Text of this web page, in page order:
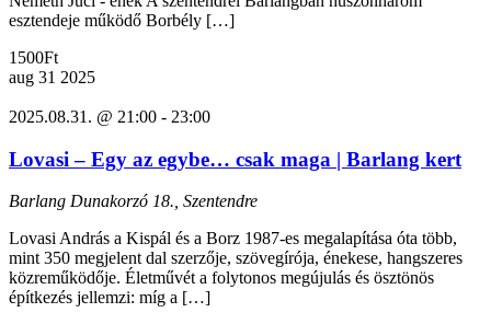
esztendeje működő Borbély […]
1500Ft
aug 31 2025
2025.08.31. @ 21:00 - 23:00
Lovasi – Egy az egybe… csak maga | Barlang kert
Barlang Dunakorzó 18., Szentendre
Lovasi András a Kispál és a Borz 1987-es megalapítása óta több,
mint 350 megjelent dal szerzője, szövegírója, énekese, hangszeres
közreműködője. Életművét a folytonos megújulás és ösztönös
építkezés jellemzi: míg a […]